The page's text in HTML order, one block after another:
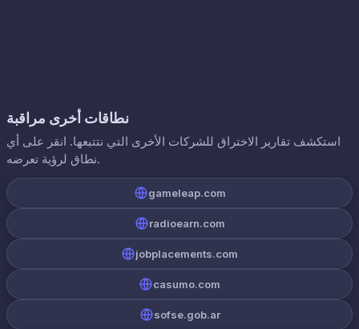
نطاقات أخرى مراقبة
استكشف تقارير الاختراق للشركات الأخرى التي نتتبعها. انقر على أي
نطاق لرؤية تعرضه.
gameleap.com
radioearn.com
jobplacements.com
casumo.com
sofse.gob.ar